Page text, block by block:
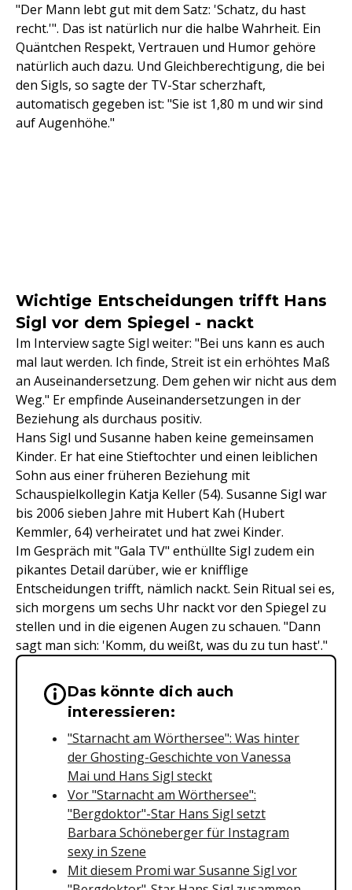
"Der Mann lebt gut mit dem Satz: 'Schatz, du hast
recht.'". Das ist natürlich nur die halbe Wahrheit. Ein
Quäntchen Respekt, Vertrauen und Humor gehöre
natürlich auch dazu. Und Gleichberechtigung, die bei
den Sigls, so sagte der TV-Star scherzhaft,
automatisch gegeben ist: "Sie ist 1,80 m und wir sind
auf Augenhöhe."
Wichtige Entscheidungen trifft Hans
Sigl vor dem Spiegel - nackt
Im Interview sagte Sigl weiter: "Bei uns kann es auch
mal laut werden. Ich finde, Streit ist ein erhöhtes Maß
an Auseinandersetzung. Dem gehen wir nicht aus dem
Weg." Er empfinde Auseinandersetzungen in der
Beziehung als durchaus positiv.
Hans Sigl und Susanne haben keine gemeinsamen
Kinder. Er hat eine Stieftochter und einen leiblichen
Sohn aus einer früheren Beziehung mit
Schauspielkollegin Katja Keller (54). Susanne Sigl war
bis 2006 sieben Jahre mit Hubert Kah (Hubert
Kemmler, 64) verheiratet und hat zwei Kinder.
Im Gespräch mit "Gala TV" enthüllte Sigl zudem ein
pikantes Detail darüber, wie er knifflige
Entscheidungen trifft, nämlich nackt. Sein Ritual sei es,
sich morgens um sechs Uhr nackt vor den Spiegel zu
stellen und in die eigenen Augen zu schauen. "Dann
sagt man sich: 'Komm, du weißt, was du zu tun hast'."
Wichtige Hinweise &
Das könnte dich auch
interessieren:
"Starnacht am Wörthersee": Was hinter
der Ghosting-Geschichte von Vanessa
Mai und Hans Sigl steckt
Vor "Starnacht am Wörthersee":
"Bergdoktor"-Star Hans Sigl setzt
Barbara Schöneberger für Instagram
sexy in Szene
Mit diesem Promi war Susanne Sigl vor